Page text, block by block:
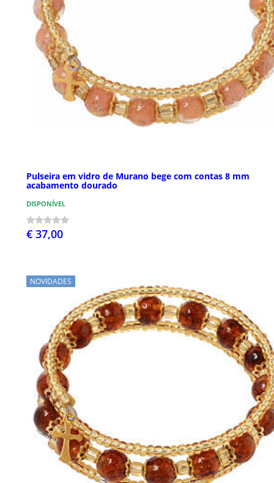
Pulseira em vidro de Murano bege com contas 8 mm
acabamento dourado
DISPONÍVEL
€ 37,00
NOVIDADES